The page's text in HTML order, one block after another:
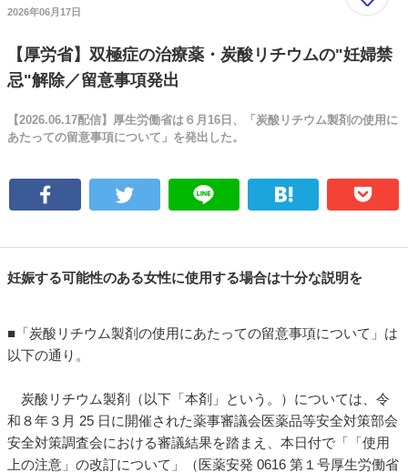
2026年06月17日
【厚労省】双極症の治療薬・炭酸リチウムの"妊婦禁
忌"解除／留意事項発出
【2026.06.17配信】厚生労働省は６月16日、「炭酸リチウム製剤の使用に
あたっての留意事項について」を発出した。
妊娠する可能性のある女性に使用する場合は十分な説明を
■「炭酸リチウム製剤の使用にあたっての留意事項について」は
以下の通り。
炭酸リチウム製剤（以下「本剤」という。）については、令
和８年３月 25 日に開催された薬事審議会医薬品等安全対策部会
安全対策調査会における審議結果を踏まえ、本日付で「「使用
上の注意」の改訂について」（医薬安発 0616 第１号厚生労働省